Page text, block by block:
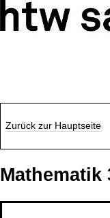
Zurück zur Hauptseite
Mathematik